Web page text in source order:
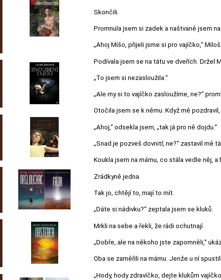
Skončili.
Promnula jsem si zadek a naštvaně jsem
„Ahoj Míšo, přijeli jsme si pro vajíčko,“
Podívala jsem se na tátu ve dveřích. Držel
„To jsem si nezasloužila.“
„Ale my si to vajíčko zasloužíme, ne?“
Otočila jsem se k němu. Když mě
„Ahoj,“ odsekla jsem, „tak já pro ně dojdu.“
„Snad je pozveš dovnitř, ne?“ zastavil mě
Koukla jsem na mámu, co stála vedle něj, a
Zrádkyně jedna.
Tak jo, chtějí to, mají to mít.
„Dáte si nádivku?“ zeptala jsem se kluků.
Mrkli na sebe a řekli, že rádi ochutnají.
„Dobře, ale na někoho jste zapomněli,“
Oba se zaměřili na mámu. Jenže u ní
„Hody, hody zdravíčko, dejte klukům